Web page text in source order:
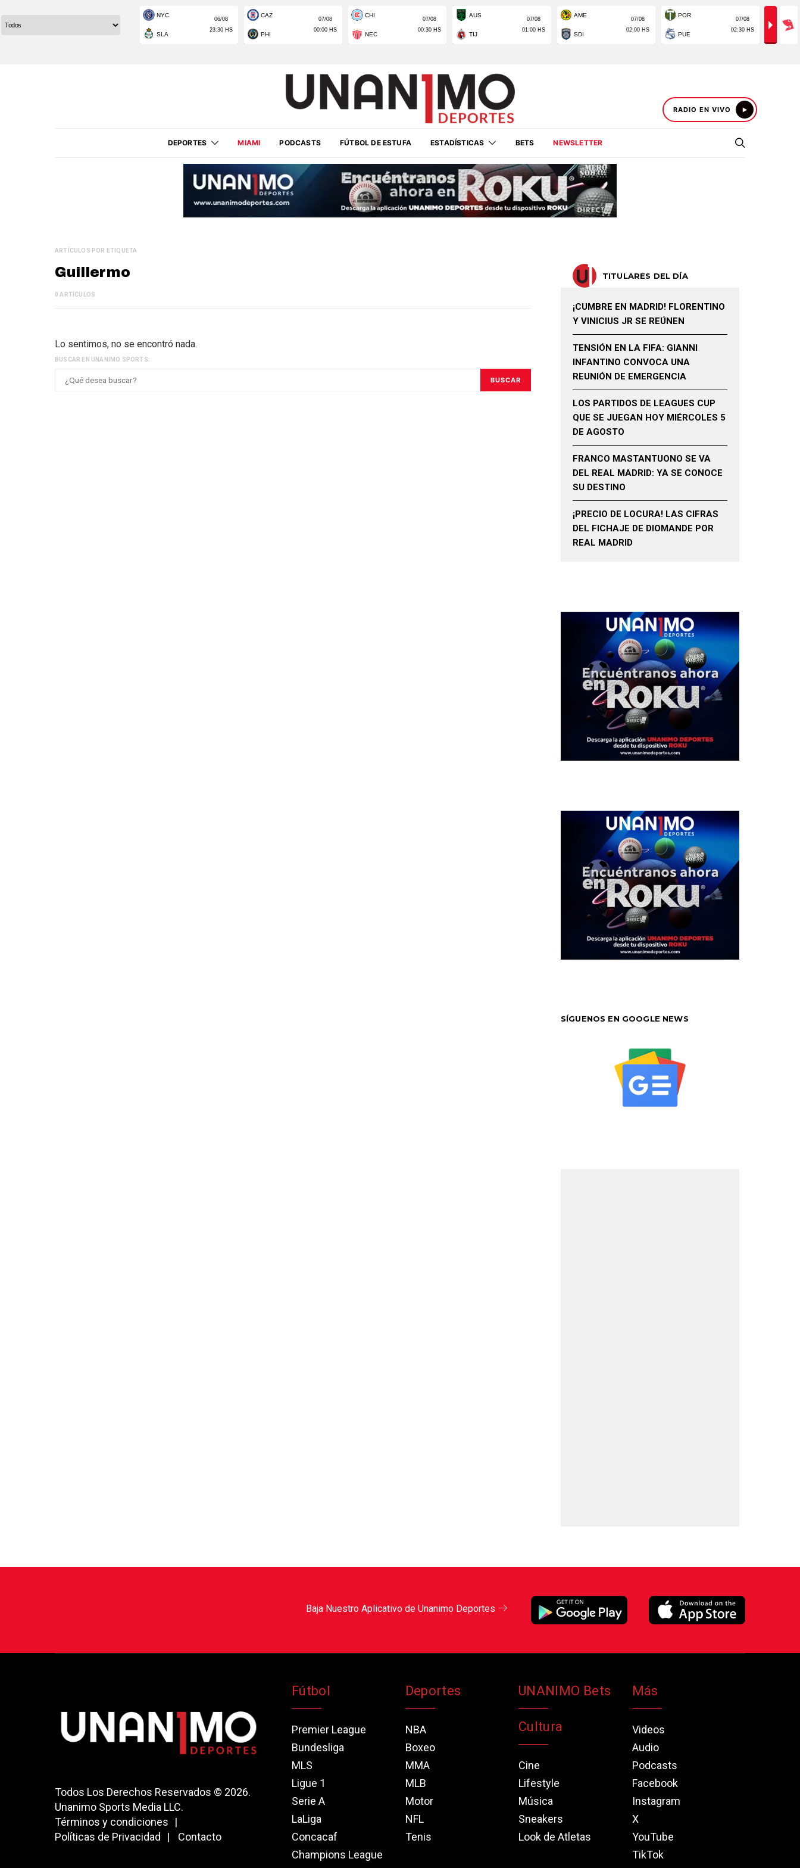
RADIO EN VIVO
DEPORTES MIAMI PODCASTS FÚTBOL DE ESTUFA ESTADÍSTICAS BETS NEWSLETTER
ARTÍCULOS POR ETIQUETA
Guillermo
0 ARTÍCULOS
Lo sentimos, no se encontró nada.
BUSCAR EN UNANIMO SPORTS:
BUSCAR
TITULARES DEL DÍA
¡CUMBRE EN MADRID! FLORENTINO
Y VINICIUS JR SE REÚNEN
TENSIÓN EN LA FIFA: GIANNI
INFANTINO CONVOCA UNA
REUNIÓN DE EMERGENCIA
LOS PARTIDOS DE LEAGUES CUP
QUE SE JUEGAN HOY MIÉRCOLES 5
DE AGOSTO
FRANCO MASTANTUONO SE VA
DEL REAL MADRID: YA SE CONOCE
SU DESTINO
¡PRECIO DE LOCURA! LAS CIFRAS
DEL FICHAJE DE DIOMANDE POR
REAL MADRID
SÍGUENOS EN GOOGLE NEWS
Baja Nuestro Aplicativo de Unanimo Deportes
Todos Los Derechos Reservados © 2026.
Unanimo Sports Media LLC.
Términos y condiciones
Políticas de Privacidad
Contacto
Fútbol
Premier League
Bundesliga
MLS
Ligue 1
Serie A
LaLiga
Concacaf
Champions League
Deportes
NBA
Boxeo
MMA
MLB
Motor
NFL
Tenis
UNANIMO Bets
Cultura
Cine
Lifestyle
Música
Sneakers
Look de Atletas
Más
Videos
Audio
Podcasts
Facebook
Instagram
X
YouTube
TikTok